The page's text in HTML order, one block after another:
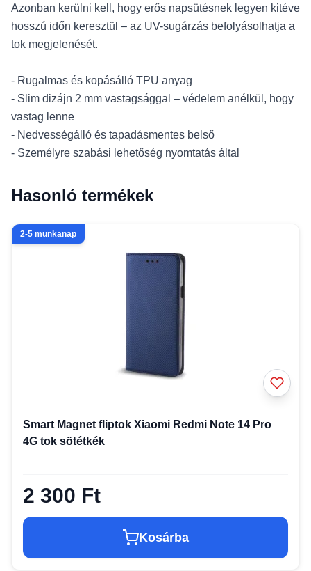
Azonban kerülni kell, hogy erős napsütésnek legyen kitéve
hosszú időn keresztül – az UV-sugárzás befolyásolhatja a
tok megjelenését.
- Rugalmas és kopásálló TPU anyag
- Slim dizájn 2 mm vastagsággal – védelem anélkül, hogy
vastag lenne
- Nedvességálló és tapadásmentes belső
- Személyre szabási lehetőség nyomtatás által
Hasonló termékek
2-5 munkanap
Smart Magnet fliptok Xiaomi Redmi Note 14 Pro
4G tok sötétkék
2 300 Ft
Kosárba